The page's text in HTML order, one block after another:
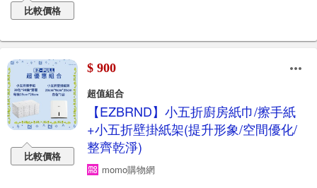
比較價格
比較價格
$ 900
超值組合
【EZBRND】小五折廚房紙巾/擦手紙
+小五折壁掛紙架(提升形象/空間優化/
整齊乾淨)
momo購物網